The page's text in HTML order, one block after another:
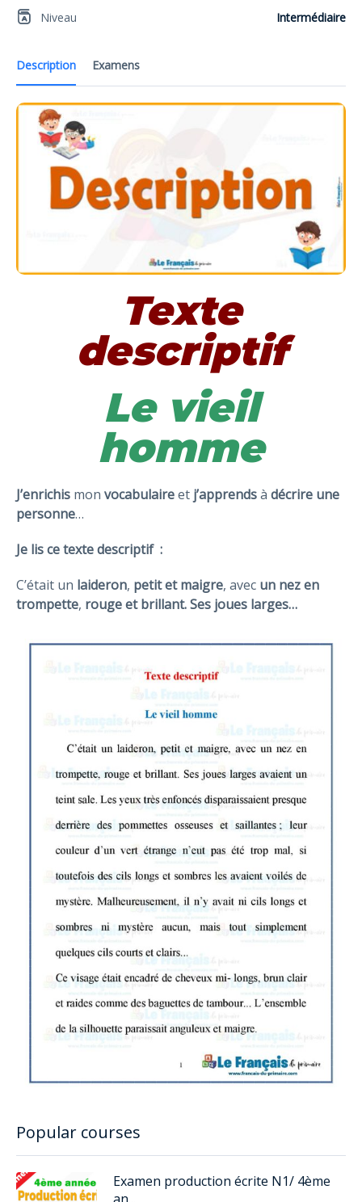
Description Examens
Texte
descriptif
Le vieil
homme
J’enrichis mon vocabulaireet j’apprendsà décrire une
personne…
Je lis ce texte descriptif :
C’était un laideron, petit et maigre, avec un nez en
trompette, rouge et brillant. Ses joues larges…
Niveau Intermédiaire
Popular courses
Examen production écrite N1/ 4ème